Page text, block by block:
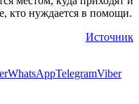
кто нуждается в помощи.
Источник
WhatsAppTelegramViber